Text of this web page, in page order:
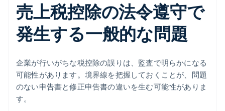
売上税控除の法令遵守で
発生する一般的な問題
企業が行いがちな税控除の誤りは、監査で明らかになる
可能性があります。境界線を把握しておくことが、問題
のない申告書と修正申告書の違いを生む可能性がありま
す。